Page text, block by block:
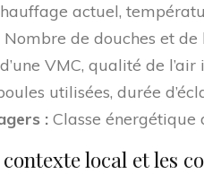
actuel,
Nombre de douches et
VMC, qualité de
utilisées, durée
: Classe énergétique
local et les